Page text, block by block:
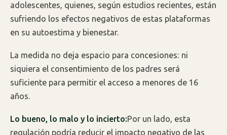
adolescentes, quienes, según estudios recientes, están
sufriendo los efectos negativos de estas plataformas
en su autoestima y bienestar.
La medida no deja espacio para concesiones: ni
siquiera el consentimiento de los padres será
suficiente para permitir el acceso a menores de 16
años.
Lo bueno, lo malo y lo incierto:Por un lado, esta
regulación podría reducir el impacto negativo de las